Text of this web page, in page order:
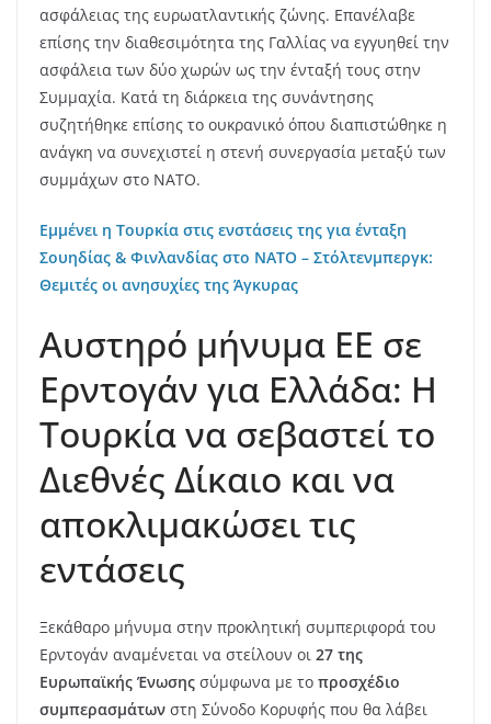
ασφάλειας της ευρωατλαντικής ζώνης. Επανέλαβε
επίσης την διαθεσιμότητα της Γαλλίας να εγγυηθεί την
ασφάλεια των δύο χωρών ως την ένταξή τους στην
Συμμαχία. Κατά τη διάρκεια της συνάντησης
συζητήθηκε επίσης το ουκρανικό όπου διαπιστώθηκε η
ανάγκη να συνεχιστεί η στενή συνεργασία μεταξύ των
συμμάχων στο ΝΑΤΟ.
Εμμένει η Τουρκία στις ενστάσεις της για ένταξη
Σουηδίας & Φινλανδίας στο ΝΑΤΟ – Στόλτενμπεργκ:
Θεμιτές οι ανησυχίες της Άγκυρας
Αυστηρό μήνυμα ΕΕ σε
Ερντογάν για Ελλάδα: Η
Τουρκία να σεβαστεί το
Διεθνές Δίκαιο και να
αποκλιμακώσει τις
εντάσεις
Ξεκάθαρο μήνυμα στην προκλητική συμπεριφορά του
Ερντογάν αναμένεται να στείλουν οι 27 της
Ευρωπαϊκής Ένωσης σύμφωνα με το προσχέδιο
συμπερασμάτων στη Σύνοδο Κορυφής που θα λάβει